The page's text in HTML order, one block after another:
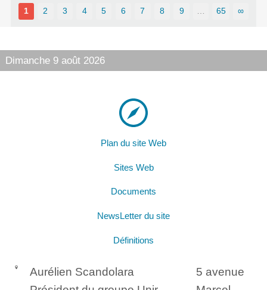
1 2 3 4 5 6 7 8 9 65 ∞
Dimanche 9 août 2026
Plan du site Web
Sites Web
Documents
NewsLetter du site
Définitions
Aurélien Scandolara
5 avenue